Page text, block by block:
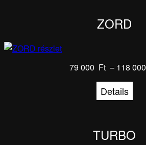
ZORD
79 000 Ft – 118 000
Details
TURBO